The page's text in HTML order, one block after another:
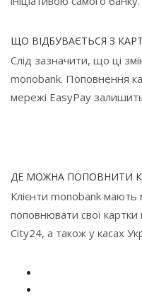
ЩО ВІДБУВАЄТЬСЯ З
Слід зазначити, що ці
monobank. Поповнення
мережі EasyPay
ДЕ МОЖНА ПОПОВНИТИ
Клієнти monobank
поповнювати свої
City24, а також у касах